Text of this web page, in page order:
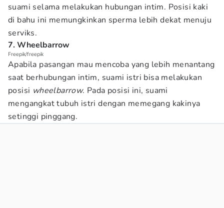
suami selama melakukan hubungan intim. Posisi kaki
di bahu ini memungkinkan sperma lebih dekat menuju
serviks.
7. Wheelbarrow
Freepik/freepik
Apabila pasangan mau mencoba yang lebih menantang
saat berhubungan intim, suami istri bisa melakukan
posisi wheelbarrow. Pada posisi ini, suami
mengangkat tubuh istri dengan memegang kakinya
setinggi pinggang.